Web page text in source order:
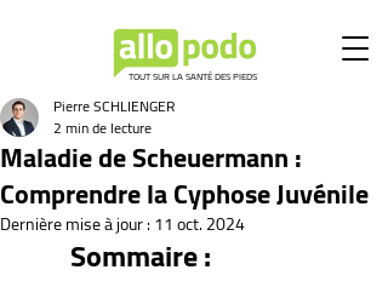
TOUT SUR LA SANTÉ DES PIEDS
Maladie de Scheuermann :
Comprendre la Cyphose Juvénile
Pierre SCHLIENGER
2 min de lecture
Dernière mise à jour :11 oct. 2024
Sommaire :